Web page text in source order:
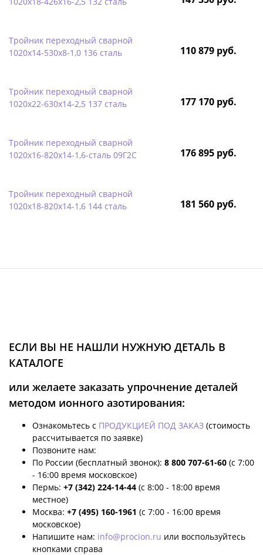
Тройник переходный сварной
1020х14-530х8-1,0 136 сталь
110 879 руб.
Тройник переходный сварной
1020х22-630х14-2,5 137 сталь
177 170 руб.
Тройник переходный сварной
1020х16-820х14-1,6-сталь 09Г2С
176 895 руб.
Тройник переходный сварной
1020х18-820х14-1,6 144 сталь
181 560 руб.
ЕСЛИ ВЫ НЕ НАШЛИ НУЖНУЮ ДЕТАЛЬ В
КАТАЛОГЕ
или желаете заказать упрочнение деталей
методом ионного азотирования:
Ознакомьтесь с ПРОДУКЦИЕЙ ПОД ЗАКАЗ (стоимость
рассчитывается по заявке)
Позвоните нам:
По России (бесплатный звонок): 8 800 707-61-60 (с 7:00
- 16:00 время московское)
Пермь: +7 (342) 224-14-44 (с 8:00 - 18:00 время
местное)
Москва: +7 (495) 160-1961 (с 7:00 - 16:00 время
московское)
Напишите нам: info@procion.ru или воспользуйтесь
кнопками справа